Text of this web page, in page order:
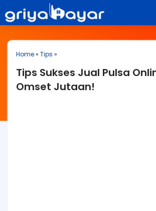
Home» Tips »
Tips Sukses Jual Pulsa
Omset Jutaan!